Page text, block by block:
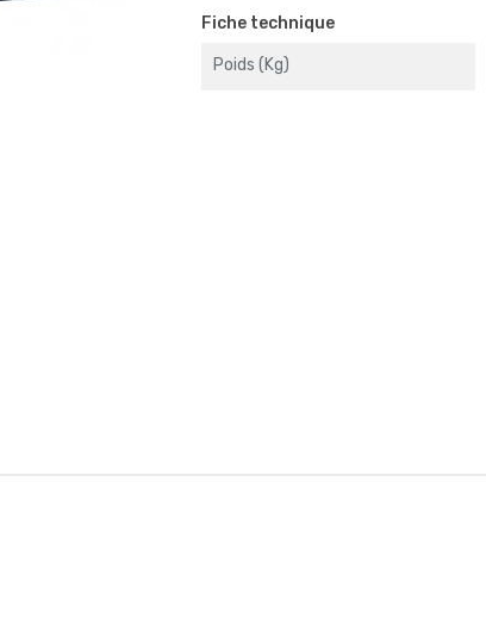
Fiche technique
Poids (kg)